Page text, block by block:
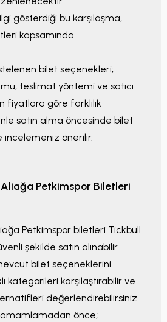
gösterdiği bu karşılaşma,
kapsamında
bilet seçenekleri;
teslimat yöntemi ve satıcı
fiyatlara göre farklılık
satın alma öncesinde bilet
incelemeniz önerilir.
Petkimspor Biletleri
Petkimspor biletleri Tickbull
şekilde satın alınabilir.
bilet seçeneklerini
kategorileri karşılaştırabilir ve
değerlendirebilirsiniz.
önce;